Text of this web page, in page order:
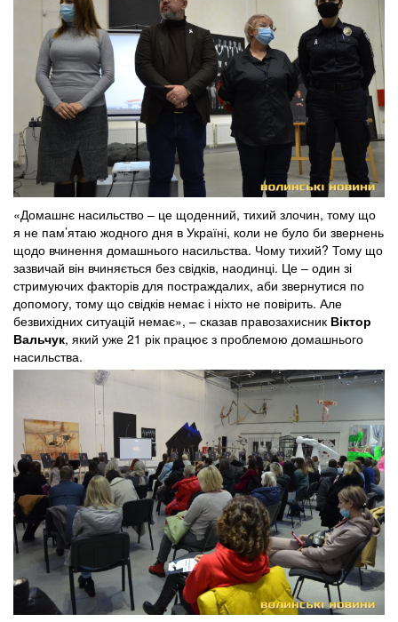
«Домашнє насильство – це щоденний, тихий злочин, тому що
я не пам’ятаю жодного дня в Україні, коли не було би звернень
щодо вчинення домашнього насильства. Чому тихий? Тому що
зазвичай він вчиняється без свідків, наодинці. Це – один зі
стримуючих факторів для постраждалих, аби звернутися по
допомогу, тому що свідків немає і ніхто не повірить. Але
безвихідних ситуацій немає», – сказав правозахисник Віктор
Вальчук, який уже 21 рік працює з проблемою домашнього
насильства.